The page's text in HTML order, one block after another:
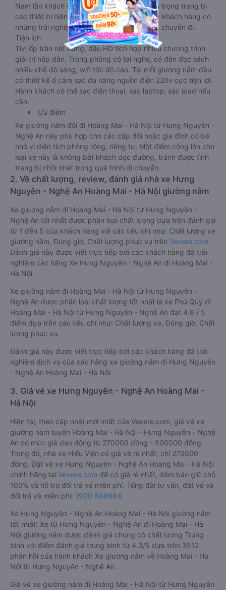
Nam lẫn khách nước ngoài. Nhà xe vẫn chú trọng trang bị
các thiết bị hiện đại nhằm đảm bảo cho quý khách hàng có
những trải nghiệm thoải mái nhất trong suốt chuyến đi.
Tiện ích
Tivi ốp trần nét cứng, đầu HD tích hợp nhiều chương trình
giải trí hấp dẫn. Trong phòng có tai nghe, có đèn đọc sách
nhiều chế độ sáng, wifi tốc độ cao. Tại mỗi giường nằm đều
có thiết kế ổ cắm sạc đa năng nguồn điện 220v cực tiện lợi.
Hành khách có thể sạc điện thoại, sạc laptop, sạc ipad nếu
cần.
Ưu điểm
Xe giường nằm đôi đi Hoàng Mai - Hà Nội từ Hưng Nguyên -
Nghệ An này phù hợp cho các cặp đôi hoặc gia đình có bé
nhỏ vì diện tích phòng rộng, riêng tư. Một điểm cộng lớn cho
loại xe này là không bắt khách dọc đường, tránh được tình
trạng bị nhồi nhét trong quá trình di chuyển.
2. Về chất lượng, review, đánh giá nhà xe Hưng
Nguyên - Nghệ An Hoàng Mai - Hà Nội giường nằm
Xe giường nằm đi Hoàng Mai - Hà Nội từ Hưng Nguyên -
Nghệ An tốt nhất được phân loại chất lượng dựa trên đánh giá
từ 1 đến 5 của khách hàng với các tiêu chí như: Chất lượng xe
giường nằm, Đúng giờ, Chất lượng phục vụ trên Vexere.com.
Đánh giá này được viết trực tiếp bởi các khách hàng đã trải
nghiệm các hãng Xe Hưng Nguyên - Nghệ An đi Hoàng Mai -
Hà Nội.
Xe giường nằm đi Hoàng Mai - Hà Nội từ Hưng Nguyên -
Nghệ An được phân loại chất lượng tốt nhất là xe Phú Quý đi
Hoàng Mai - Hà Nội từ Hưng Nguyên - Nghệ An đạt 4.6 / 5
điểm dựa trên các tiêu chí như: Chất lượng xe, Đúng giờ, Chất
lượng phục vụ.
Đánh giá này được viết trực tiếp bởi các khách hàng đã trải
nghiệm dịch vụ của các hãng xe giường nằm đi Hưng Nguyên
- Nghệ An Hoàng Mai - Hà Nội .
3. Giá vé xe Hưng Nguyên - Nghệ An Hoàng Mai -
Hà Nội
Hiện tại, theo cập nhật mới nhất của Vexere.com, giá vé xe
giường nằm tuyến Hoàng Mai - Hà Nội - Hưng Nguyên - Nghệ
An có mức giá dao động từ 270000 đồng - 500000 đồng.
Trong đó, nhà xe Hiếu Viện có giá vé rẻ nhất, chỉ 270000
đồng. Đặt vé xe Hưng Nguyên - Nghệ An Hoàng Mai - Hà Nội
chính hãng tại Vexere.com để có giá rẻ nhất, đảm bảo giữ chỗ
100% và hỗ trợ đổi trả vé miễn phí. Tổng đài tư vấn, đặt vé và
đổi trả vé miễn phí: 1900 888684.
Xe Hưng Nguyên - Nghệ An Hoàng Mai - Hà Nội giường nằm
tốt nhất: Xe từ Hưng Nguyên - Nghệ An đi Hoàng Mai - Hà
Nội giường nằm được đánh giá chung có chất lượng Trung
bình với điểm đánh giá trung bình từ 4.3/5 dựa trên 3512
phản hồi của hành khách Xe giường nằm về Hoàng Mai - Hà
Nội từ Hưng Nguyên - Nghệ An.
Giá vé xe giường nằm đi Hoàng Mai - Hà Nội từ Hưng Nguyên